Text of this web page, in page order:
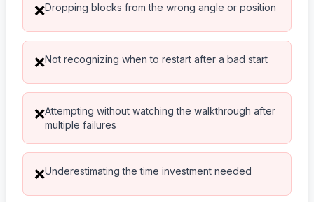
❌Dropping blocks from the wrong angle or position
❌Not recognizing when to restart after a bad start
❌Attempting without watching the walkthrough after
multiple failures
❌Underestimating the time investment needed